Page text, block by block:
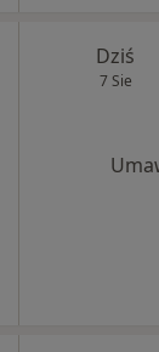
Dziś
7 Sie